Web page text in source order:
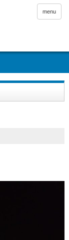
menu